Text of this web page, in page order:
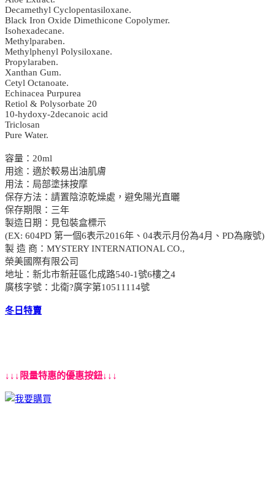
Decamethyl Cyclopentasiloxane.
Black Iron Oxide Dimethicone Copolymer.
Isohexadecane.
Methylparaben.
Methylphenyl Polysiloxane.
Propylaraben.
Xanthan Gum.
Cetyl Octanoate.
Echinacea Purpurea
Retiol & Polysorbate 20
10-hydoxy-2decanoic acid
Triclosan
Pure Water.
容量：20ml
用途：適於較易出油肌膚
用法：局部塗抹按摩
保存方法：請置陰涼乾燥處，避免陽光直曬
保存期限：三年
製造日期：見包裝盒標示
(EX: 604PD 第一個6表示2016年、04表示月份為4月、PD為廠號)
製 造 商：MYSTERY INTERNATIONAL CO.,
榮美國際有限公司
地址：新北市新莊區化成路540-1號6樓之4
廣核字號：北衛?廣字第10511114號
冬日特賣
↓↓↓限量特惠的優惠按鈕↓↓↓